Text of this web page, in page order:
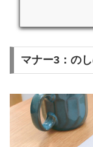
マナー3：の